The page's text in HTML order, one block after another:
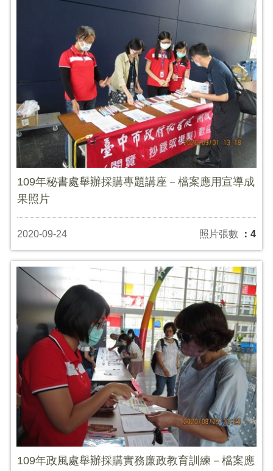
109年秘書處舉辦採購專題講座－檔案應用宣導成
果照片
2020-09-24 照片張數 ：4
109年政風處舉辦採購實務廉政教育訓練－檔案應